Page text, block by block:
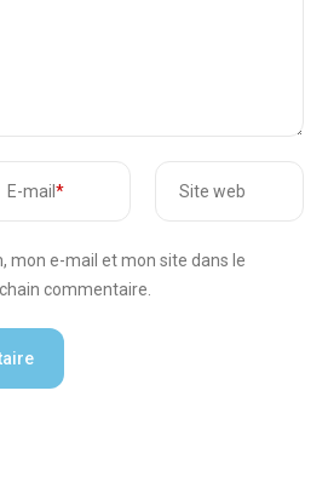
E-mail * Site web
mon e-mail et mon site dans le
commentaire.